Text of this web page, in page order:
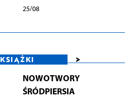
25/08
KSIĄŻKI >
NOWOTWORY
ŚRÓDPIERSIA